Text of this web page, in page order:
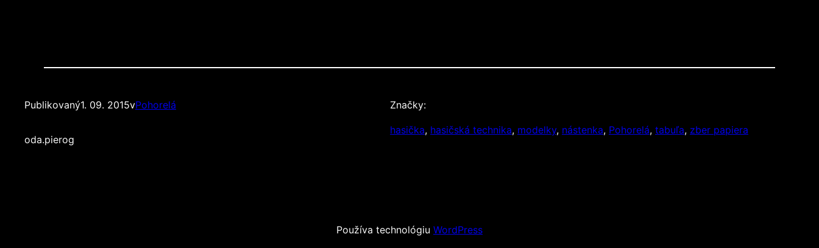
Publikovaný1. 09. 2015vPohorelá
oda.pierog
Značky:
hasička, hasičská technika, modelky, nástenka, Pohorelá, tabuľa, zber papiera
Používa technológiu WordPress